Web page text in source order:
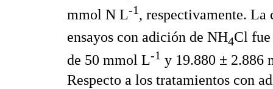
mmol N L-1, respectivamente.
ensayos con adición de NH4Cl
de 50 mmol L-1 y 19.880 ± 2.886
Respecto a los tratamientos con